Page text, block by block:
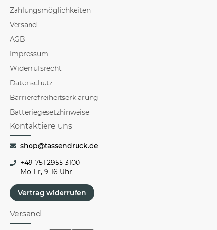
Zahlungsmöglichkeiten
Versand
AGB
Impressum
Widerrufsrecht
Datenschutz
Barrierefreiheitserklärung
Batteriegesetzhinweise
Kontaktiere uns
shop@tassendruck.de
+49 751 2955 3100
Mo-Fr, 9-16 Uhr
Vertrag widerrufen
Versand